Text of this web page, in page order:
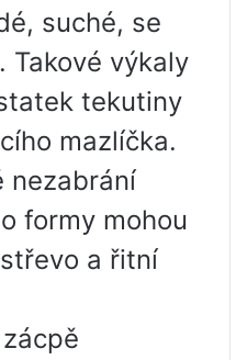
suché, se
Takové výkaly
tekutiny
mazlíčka.
nezabrání
formy mohou
a řitní